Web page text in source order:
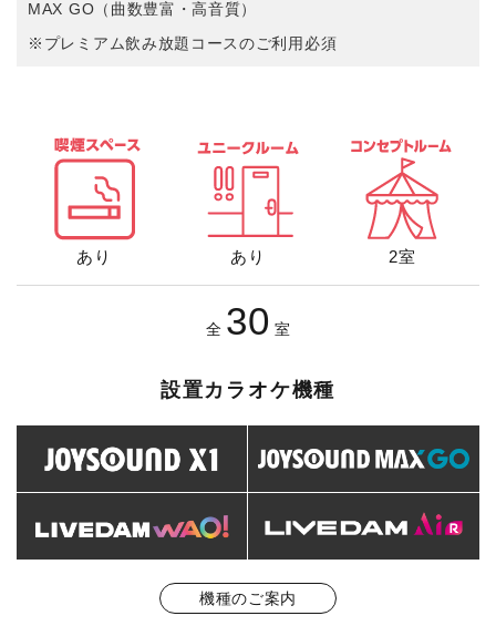
MAX GO（曲数豊富・高音質）
※プレミアム飲み放題コースのご利用必須
あり あり 2室
全 30 室
設置カラオケ機種
機種のご案内